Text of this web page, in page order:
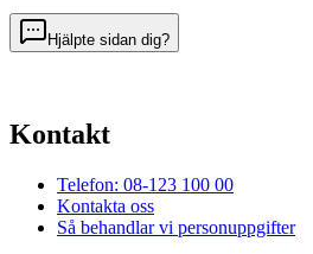
Hjälpte sidan dig?
Kontakt
Telefon: 08-123 100 00
Kontakta oss
Så behandlar vi personuppgifter